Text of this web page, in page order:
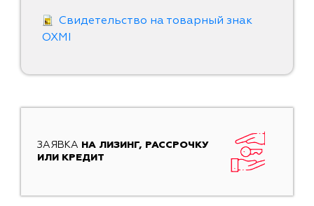
Свидетельство на товарный знак
OXMI
ЗАЯВКА НА ЛИЗИНГ, РАССРОЧКУ
ИЛИ КРЕДИТ